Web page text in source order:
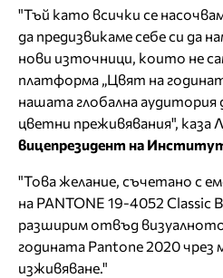
"Тъй като всички се
да предизвикаме себе си да
нови източници, които не
платформа „Цвят на
нашата глобална
цветни преживявания", каза
вицепрезидент на
"Това желание, съчетано с
на PANTONE 19-4052 Classic
разширим отвъд
годината Pantone 2020 чрез
изживяване."